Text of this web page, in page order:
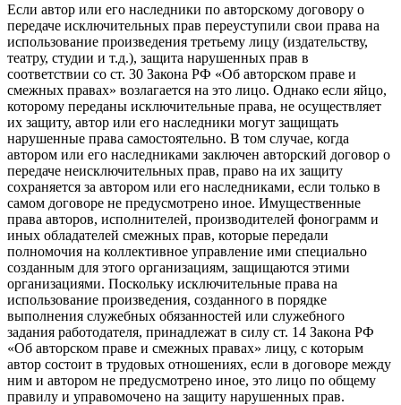
Если автор или его наследники по авторскому договору о
передаче исключительных прав переуступили свои права на
использование произведения третьему лицу (издательству,
театру, студии и т.д.), защита нарушенных прав в
соответствии со ст. 30 Закона РФ «Об авторском праве и
смежных правах» возлагается на это лицо. Однако если яйцо,
которому переданы исключительные права, не осуществляет
их защиту, автор или его наследники могут защищать
нарушенные права самостоятельно. В том случае, когда
автором или его наследниками заключен авторский договор о
передаче неисключительных прав, право на их защиту
сохраняется за автором или его наследниками, если только в
самом договоре не предусмотрено иное. Имущественные
права авторов, исполнителей, производителей фонограмм и
иных обладателей смежных прав, которые передали
полномочия на коллективное управление ими специально
созданным для этого организациям, защищаются этими
организациями. Поскольку исключительные права на
использование произведения, созданного в порядке
выполнения служебных обязанностей или служебного
задания работодателя, принадлежат в силу ст. 14 Закона РФ
«Об авторском праве и смежных правах» лицу, с которым
автор состоит в трудовых отношениях, если в договоре между
ним и автором не предусмотрено иное, это лицо по общему
правилу и управомочено на защиту нарушенных прав.